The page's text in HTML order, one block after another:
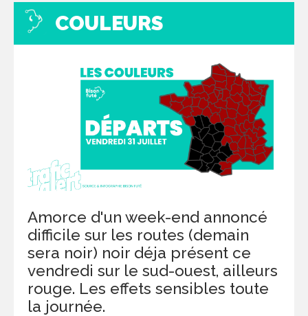
COULEURS
Amorce d'un week-end annoncé
difficile sur les routes (demain
sera noir) noir déja présent ce
vendredi sur le sud-ouest, ailleurs
rouge. Les effets sensibles toute
la journée.